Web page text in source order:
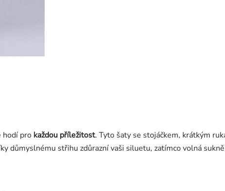
hodí pro každou příležitost. Tyto šaty se stojáčkem, krátkým
důmyslnému střihu zdůrazní vaši siluetu, zatímco volná